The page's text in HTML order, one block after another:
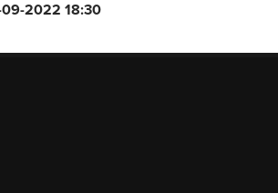
2022 18:30